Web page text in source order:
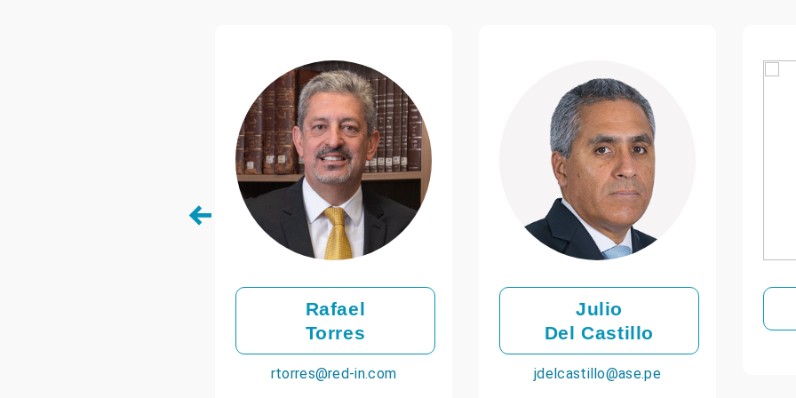
Rafael
Torres
rtorres@red-in.com
Julio
Del Castillo
jdelcastillo@ase.pe